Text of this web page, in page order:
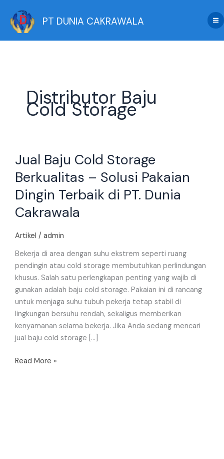
content
PT DUNIA CAKRAWALA
Distributor Baju
Cold Storage
Jual Baju Cold Storage
Berkualitas – Solusi Pakaian
Dingin Terbaik di PT. Dunia
Cakrawala
Artikel / admin
Bekerja di area dengan suhu ekstrem seperti ruang
pendingin atau cold storage membutuhkan perlindungan
khusus. Salah satu perlengkapan penting yang wajib di
gunakan adalah baju cold storage. Pakaian ini di rancang
untuk menjaga suhu tubuh pekerja tetap stabil di
lingkungan bersuhu rendah, sekaligus memberikan
kenyamanan selama bekerja. Jika Anda sedang mencari
jual baju cold storage […]
Baju
Storage
Berkualitas
Solusi
Dingin
Terbaik
di
PT.
Dunia
Cakrawala
Read More »